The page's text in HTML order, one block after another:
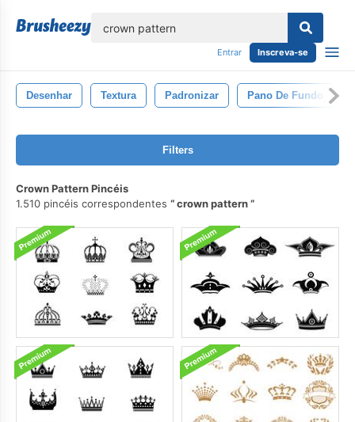
Entrar Inscreva-se
Desenhar Textura Padronizar Pano De Fundo
Filters
Crown Pattern Pincéis
1.510 pincéis correspondentes
crown pattern